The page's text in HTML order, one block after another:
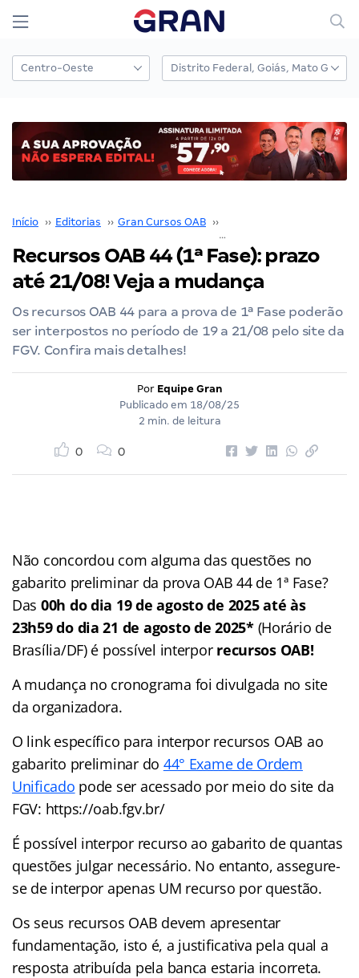
Início ›› Editorias ›› Gran Cursos OAB ››
Recursos OAB 44 (1ª Fase): prazo
até 21/08! Veja a mudança
Os recursos OAB 44 para a prova de 1ª Fase poderão
ser interpostos no período de 19 a 21/08 pelo site da
FGV. Confira mais detalhes!
Por Equipe Gran
Publicado em 18/08/25
2 min. de leitura
0 0
Não concordou com alguma das questões no
gabarito preliminar da prova OAB 44 de 1ª Fase?
Das 00h do dia 19 de agosto de 2025 até às
23h59 do dia 21 de agosto de 2025* (Horário de
Brasília/DF) é possível interpor recursos OAB!
A mudança no cronograma foi divulgada no site
da organizadora.
O link específico para interpor recursos OAB ao
gabarito preliminar do 44° Exame de Ordem
Unificado pode ser acessado por meio do site da
FGV: https://oab.fgv.br/
É possível interpor recurso ao gabarito de quantas
questões julgar necessário. No entanto, assegure-
se de interpor apenas UM recurso por questão.
Os seus recursos OAB devem apresentar
fundamentação, isto é, a justificativa pela qual a
resposta atribuída pela banca estaria incorreta.